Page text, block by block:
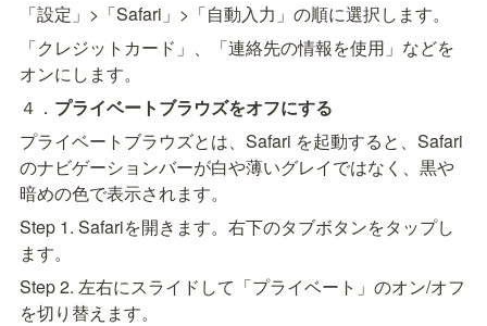
「設定」>「Safari」>「自動入力」の順に選択します。
「クレジットカード」、「連絡先の情報を使用」などを
オンにします。
４． プライベートブラウズをオフにする
プライベートブラウズとは、Safari を起動すると、Safari
のナビゲーションバーが白や薄いグレイではなく、黒や
暗めの色で表示されます。
Step 1. Safariを開きます。右下のタブボタンをタップし
ます。
Step 2. 左右にスライドして「プライベート」のオン/オフ
を切り替えます。